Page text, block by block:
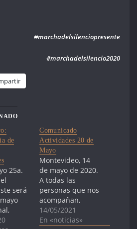
#marchadelsilenciopresente
#marchadelsilencio2020
de
25a.
será
la
Comunicado
Actividades 20 de
Mayo
Montevideo, 14
de mayo de 2020.
A todas las
personas que nos
acompañan,
Quedan pocos
días para la
14/05/2021
En «noticias»